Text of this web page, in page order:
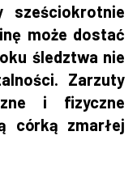
sześciokrotnie
może dostać
śledztwa nie
Zarzuty
i fizyczne
córką zmarłej